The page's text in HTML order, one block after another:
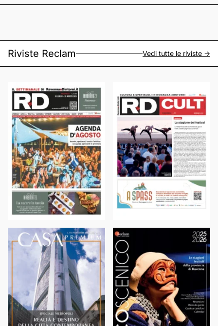
Riviste Reclam Vedi tutte le riviste ->